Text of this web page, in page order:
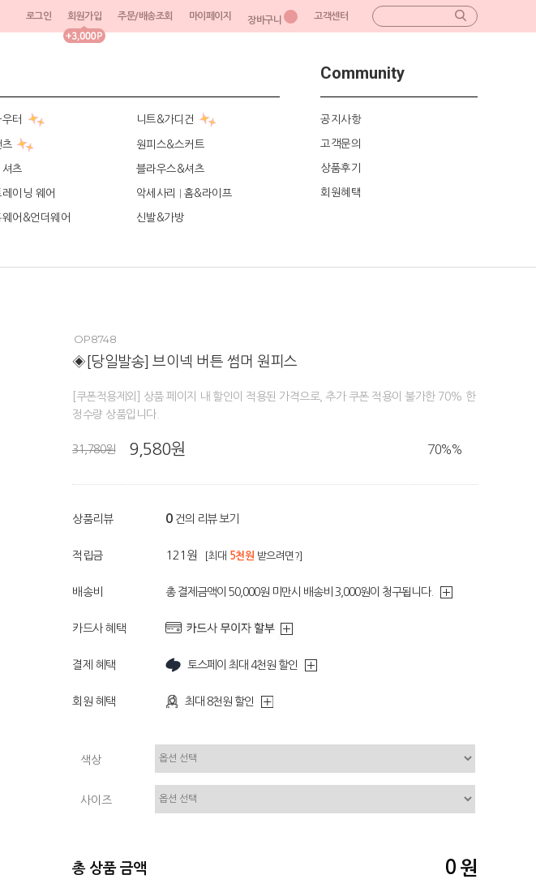
로그인 회원가입 주문/배송조회 마이페이지 장바구니 고객센터
우터 니트&가디건
츠 원피스&스커트
셔츠 블라우스&셔츠
레이닝 웨어 악세사리 홈&라이프
웨어&언더웨어 신발&가방
Community
공지사항
고객문의
상품후기
회원혜택
OP8748
◈[당일발송] 브이넥 버튼 썸머 원피스
[쿠폰적용제외] 상품 페이지 내 할인이 적용된 가격으로, 추가 쿠폰 적용이 불가한 70% 한
정수량 상품입니다.
31,780원 9,580원 70%%
상품리뷰 0 건의 리뷰 보기
적립금 121원 [최대 5천원 받으려면?]
배송비 총 결제금액이 50,000원 미만시 배송비 3,000원이 청구됩니다.
카드사 혜택
결제 혜택 토스페이 최대 4천원 할인
회원 혜택 최대 8천원 할인
색상
사이즈
총 상품 금액 0 원